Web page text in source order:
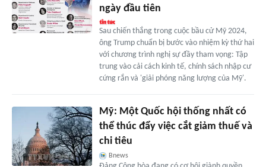
ngày đầu tiên
Sau chiến thắng trong cuộc bầu cử Mỹ 2024,
ông Trump chuẩn bị bước vào nhiệm kỳ thứ hai
với chương trình nghị sự đầy tham vọng: Tập
trung vào cải cách kinh tế, chính sách nhập cư
cứng rắn và 'giải phóng năng lượng của Mỹ'.
Mỹ: Một Quốc hội thống nhất có
thể thúc đẩy việc cắt giảm thuế và
chi tiêu
Bnews